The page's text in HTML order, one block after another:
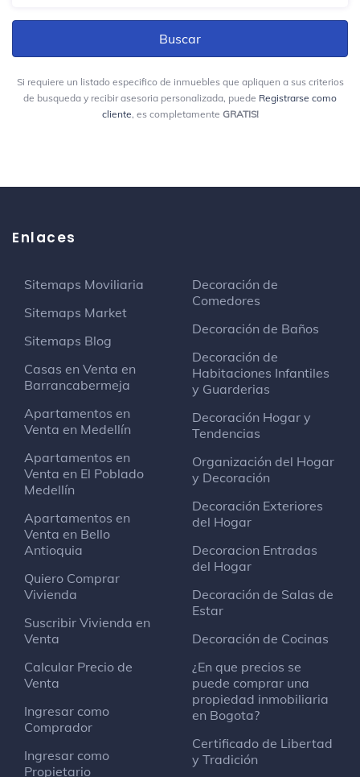
Tienda de descuentos
Carrera 13 # 56-43
Abbott & Costello
Bar
Calle 65 #13-42
Carulla Quinta Camacho
Venta minorista de alimentos y bebidas
Calle 70 10A
El Perro Y La Calandria
Bar gay
calle 59 con cra 9
Juan Valdez Café
Da Quei Matti
Restaurante italiano
Calle 65
Cafe Bar Universal
Calle 65 # 4a-76
Si requiere un listado especifico de inmuebles que apliquen a sus criterios
de busqueda y recibir asesoria personalizada, puede Registrarse como
cliente, es completamente GRATIS!
Enlaces
Sitemaps Moviliaria
Sitemaps Market
Sitemaps Blog
Casas en Venta en
Barrancabermeja
Apartamentos en
Venta en Medellín
Apartamentos en
Venta en El Poblado
Medellín
Apartamentos en
Venta en Bello
Antioquia
Quiero Comprar
Vivienda
Suscribir Vivienda en
Venta
Calcular Precio de
Venta
Ingresar como
Comprador
Ingresar como
Propietario
Decoración de
Comedores
Decoración de Baños
Decoración de
Habitaciones Infantiles
y Guarderias
Decoración Hogar y
Tendencias
Organización del Hogar
y Decoración
Decoración Exteriores
del Hogar
Decoracion Entradas
del Hogar
Decoración de Salas de
Estar
Decoración de Cocinas
¿En que precios se
puede comprar una
propiedad inmobiliaria
en Bogota?
Certificado de Libertad
y Tradición